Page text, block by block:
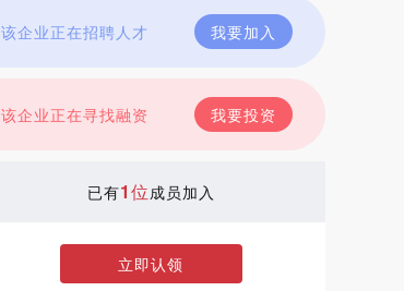
该企业正在招聘人才 我要加入
该企业正在寻找融资 我要投资
已有1位成员加入
立即认领